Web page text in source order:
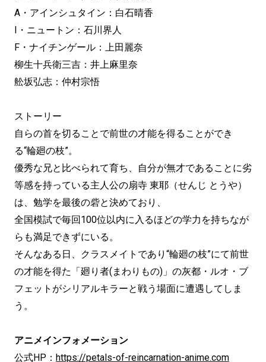
A・アインシュタイン：白石晴香
I・ニュートン：石川界人
F・ナイチンゲール：上田麗奈
柳生十兵衛三吉：井上麻里奈
舩坂弘志：仲村宗悟
ストーリー
自らの首を切ることで前世の才能を得ることができ
る“輪廻の枝”。
優秀な兄と比べられて育ち、自分が無才であることに劣
等感を持っている主人公の扇寺 東耶（せんじ とうや）
は、勉学を最後の砦と決めており、
全国模試で毎回100位以内に入るほどの学力を持ちなが
らも満足できずにいる。
そんなある日、クラスメイトであり“輪廻の枝”にて前世
の才能を得た「廻り者(まわりもの)」の灰都・ルオ・ブ
フェットがシリアルキラーと戦う場面に遭遇してしま
う。
アニメインフォメーション
公式HP： https://petals-of-reincarnation-anime.com